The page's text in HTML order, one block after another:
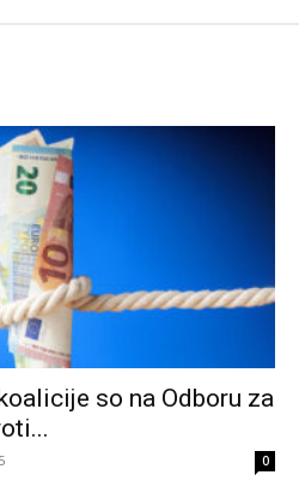
so na Odboru za
0